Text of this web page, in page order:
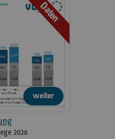
Daten
weiter
2026